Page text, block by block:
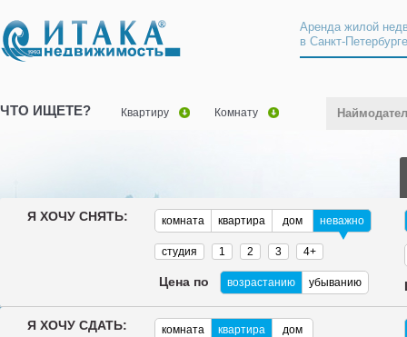
Аренда жилой
в Санкт-
ЧТО ИЩЕТЕ? Квартиру Комнату
Я ХОЧУ СНЯТЬ: комната квартира дом неважно
студия 1 2 3 4+
Цена по возрастанию убыванию
Я ХОЧУ СДАТЬ: комната квартира дом